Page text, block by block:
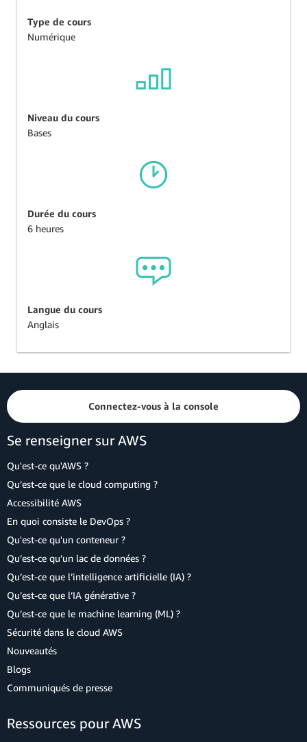
Type de cours
Numérique
Niveau du cours
Bases
Durée du cours
6 heures
Langue du cours
Anglais
Connectez-vous à la console
Se renseigner sur AWS
Qu'est-ce qu'AWS ?
Qu’est-ce que le cloud computing ?
Accessibilité AWS
En quoi consiste le DevOps ?
Qu'est-ce qu'un conteneur ?
Qu’est-ce qu’un lac de données ?
Qu’est-ce que l’intelligence artificielle (IA) ?
Qu’est-ce que l’IA générative ?
Qu’est-ce que le machine learning (ML) ?
Sécurité dans le cloud AWS
Nouveautés
Blogs
Communiqués de presse
Ressources pour AWS